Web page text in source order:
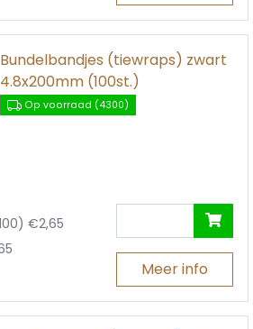
Bundelbandjes (tiewraps) zwart
4.8x200mm (100st.)
Op voorraad (4300)
€2,65
Meer info